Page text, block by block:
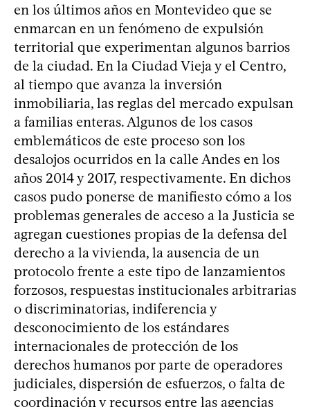
en los últimos años en Montevideo que se
enmarcan en un fenómeno de expulsión
territorial que experimentan algunos barrios
de la ciudad. En la Ciudad Vieja y el Centro,
al tiempo que avanza la inversión
inmobiliaria, las reglas del mercado expulsan
a familias enteras. Algunos de los casos
emblemáticos de este proceso son los
desalojos ocurridos en la calle Andes en los
años 2014 y 2017, respectivamente. En dichos
casos pudo ponerse de manifiesto cómo a los
problemas generales de acceso a la Justicia se
agregan cuestiones propias de la defensa del
derecho a la vivienda, la ausencia de un
protocolo frente a este tipo de lanzamientos
forzosos, respuestas institucionales arbitrarias
o discriminatorias, indiferencia y
desconocimiento de los estándares
internacionales de protección de los
derechos humanos por parte de operadores
judiciales, dispersión de esfuerzos, o falta de
coordinación y recursos entre las agencias